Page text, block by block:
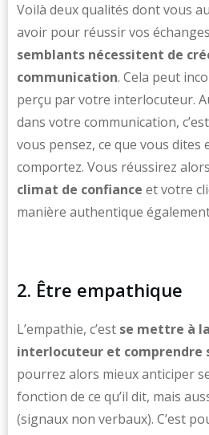
Voilà deux qualités dont vous
avoir pour réussir vos
semblants nécessitent de
communication. Cela peut
perçu par votre interlocuteur.
dans votre communication,
vous pensez, ce que vous dites
comportez. Vous réussirez
climat de confiance et votre
manière authentique
2. Être empathique
L’empathie, c’est se mettre à
interlocuteur et comprendre
pourrez alors mieux anticiper
fonction de ce qu’il dit, mais
(signaux non verbaux). C’est